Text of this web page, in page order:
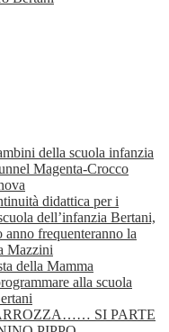
della scuola infanzia
Magenta-Crocco
didattica per i
dell’infanzia Bertani,
anno frequenteranno la
Mazzini
della Mamma
alla scuola
SI PARTE